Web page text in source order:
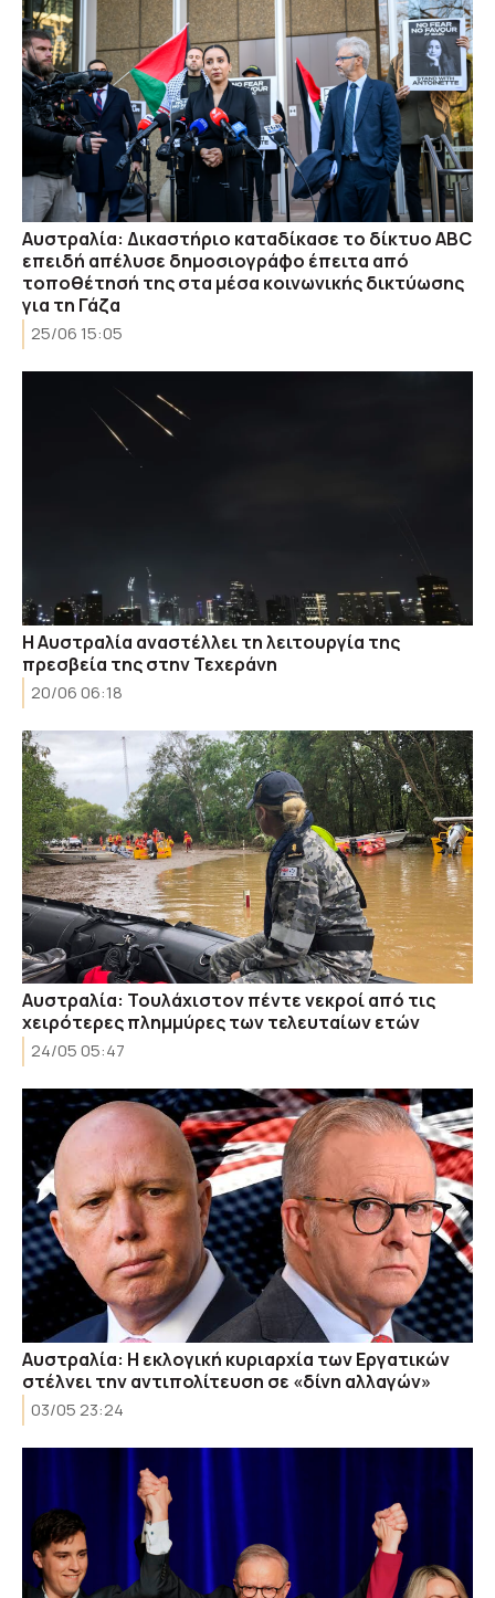
Αυστραλία: Δικαστήριο καταδίκασε το δίκτυο ABC
επειδή απέλυσε δημοσιογράφο έπειτα από
τοποθέτησή της στα μέσα κοινωνικής δικτύωσης
για τη Γάζα
25/06 15:05
Η Αυστραλία αναστέλλει τη λειτουργία της
πρεσβεία της στην Τεχεράνη
20/06 06:18
Αυστραλία: Τουλάχιστον πέντε νεκροί από τις
χειρότερες πλημμύρες των τελευταίων ετών
24/05 05:47
Αυστραλία: Η εκλογική κυριαρχία των Εργατικών
στέλνει την αντιπολίτευση σε «δίνη αλλαγών»
03/05 23:24